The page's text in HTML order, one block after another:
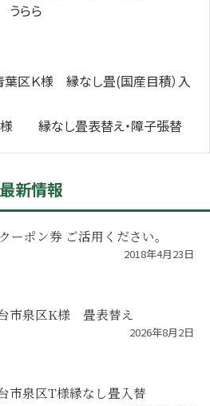
らら
区Ｋ様 縁なし畳(国産目積）入
縁なし畳表替え・障子張替
最新情報
ーポン券 ご活用ください。
2018年4月23日
市泉区K様 畳表替え
2026年8月2日
泉区T様縁なし畳入替